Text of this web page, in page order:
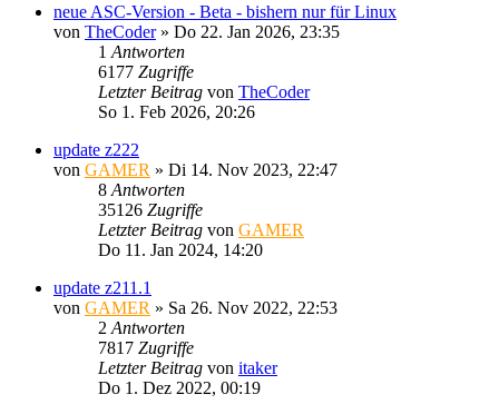
neue ASC-Version - Beta - bishern nur für Linux
von TheCoder» Do 22. Jan 2026, 23:35
1 Antworten
6177 Zugriffe
Letzter Beitrag von TheCoder
So 1. Feb 2026, 20:26
update z222
von GAMER » Di 14. Nov 2023, 22:47
8 Antworten
35126 Zugriffe
Letzter Beitrag von GAMER
Do 11. Jan 2024, 14:20
update z211.1
von GAMER » Sa 26. Nov 2022, 22:53
2 Antworten
7817 Zugriffe
Letzter Beitrag von itaker
Do 1. Dez 2022, 00:19